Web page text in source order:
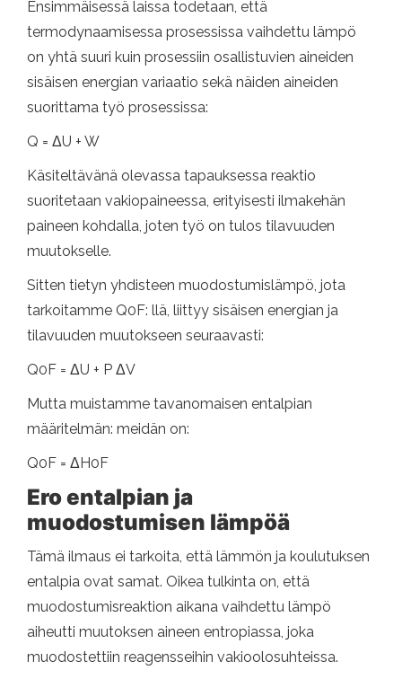
Ensimmäisessä laissa todetaan, että
termodynaamisessa prosessissa vaihdettu lämpö
on yhtä suuri kuin prosessiin osallistuvien aineiden
sisäisen energian variaatio sekä näiden aineiden
suorittama työ prosessissa:
Q = ΔU + W
Käsiteltävänä olevassa tapauksessa reaktio
suoritetaan vakiopaineessa, erityisesti ilmakehän
paineen kohdalla, joten työ on tulos tilavuuden
muutokselle.
Sitten tietyn yhdisteen muodostumislämpö, ​​jota
tarkoitamme Q0F: llä, liittyy sisäisen energian ja
tilavuuden muutokseen seuraavasti:
Q0F = ΔU + P ΔV
Mutta muistamme tavanomaisen entalpian
määritelmän: meidän on:
Q0F = ΔH0F
Ero entalpian ja
muodostumisen lämpöä
Tämä ilmaus ei tarkoita, että lämmön ja koulutuksen
entalpia ovat samat. Oikea tulkinta on, että
muodostumisreaktion aikana vaihdettu lämpö
aiheutti muutoksen aineen entropiassa, joka
muodostettiin reagensseihin vakioolosuhteissa.